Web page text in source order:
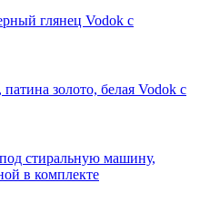
глянец Vodok с
золото, белая Vodok с
стиральную машину,
в комплекте